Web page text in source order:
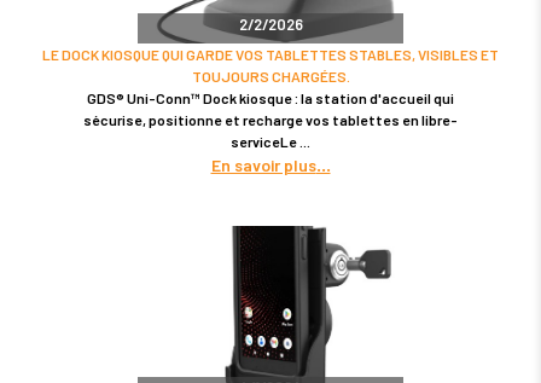
2/2/2026
LE DOCK KIOSQUE QUI GARDE VOS TABLETTES STABLES, VISIBLES ET
TOUJOURS CHARGÉES.
GDS® Uni-Conn™ Dock kiosque : la station d'accueil qui
sécurise, positionne et recharge vos tablettes en libre-
serviceLe
En savoir plus